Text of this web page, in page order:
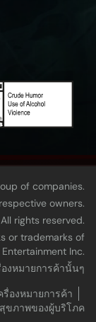
of companies.
owners.
rights reserved.
or trademarks of
Inc.
งหมายการค้านั้นๆ
รื่องหมายการค้า
ขภาพของผู้บริโภค